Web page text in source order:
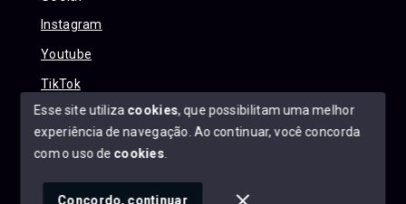
Instagram
Youtube
TikTok
© Copyright 2026 - Alexandre Abreu Imóveis - Todos os
Esse site utiliza cookies, que possibilitam uma melhor
experiência de navegação. Ao continuar, você concorda
com o uso de cookies
Concordo, continuar